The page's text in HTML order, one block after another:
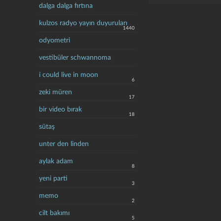
dalga dalga fırtına
kulzos radyo yayın duyuruları
1440
odyometri
vestibüler schwannoma
i could live in moon
6
zeki müren
17
bir video bırak
18
sütaş
unter den linden
aylak adam
8
yeni parti
3
memo
2
cilt bakımı
5